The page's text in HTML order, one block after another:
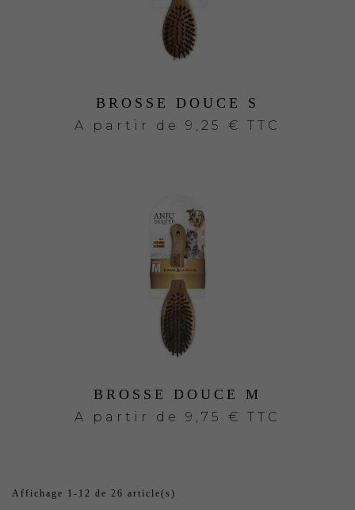
BROSSE DOUCE S
A partir de 9,25 € TTC
BROSSE DOUCE M
A partir de 9,75 € TTC
Affichage 1-12 de 26 article(s)